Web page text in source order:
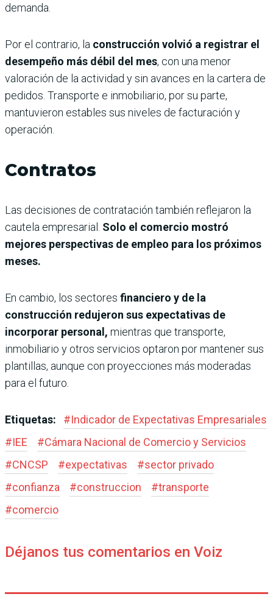
demanda.
Por el contrario, la construcción volvió a registrar el
desempeño más débil del mes, con una menor
valoración de la actividad y sin avances en la cartera de
pedidos. Transporte e inmobiliario, por su parte,
mantuvieron estables sus niveles de facturación y
operación.
Contratos
Las decisiones de contratación también reflejaron la
cautela empresarial. Solo el comercio mostró
mejores perspectivas de empleo para los próximos
meses.
En cambio, los sectores financiero y de la
construcción redujeron sus expectativas de
incorporar personal, mientras que transporte,
inmobiliario y otros servicios optaron por mantener sus
plantillas, aunque con proyecciones más moderadas
para el futuro.
Etiquetas: #Indicador de Expectativas Empresariales
#IEE #Cámara Nacional de Comercio y Servicios
#CNCSP #expectativas #sector privado
#confianza #construccion #transporte
#comercio
Déjanos tus comentarios en Voiz